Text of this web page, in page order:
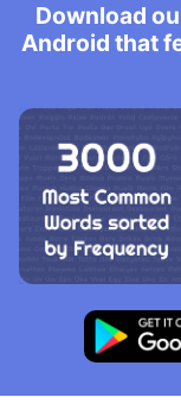
Download
Android that